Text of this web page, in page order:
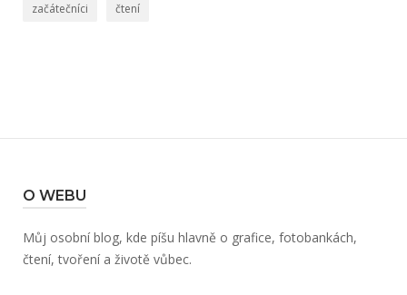
začátečníci čtení
O WEBU
Můj osobní blog, kde píšu hlavně o grafice, fotobankách,
čtení, tvoření a životě vůbec.